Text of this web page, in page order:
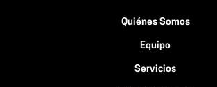
Quiénes Somos
Equipo
Servicios